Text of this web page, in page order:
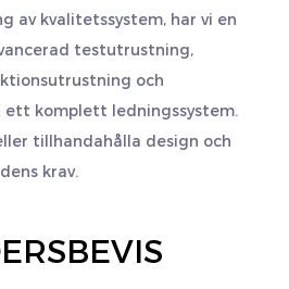
av kvalitetssystem, har vi en
testutrustning,
och
ett komplett ledningssystem.
tillhandahålla design och
krav.